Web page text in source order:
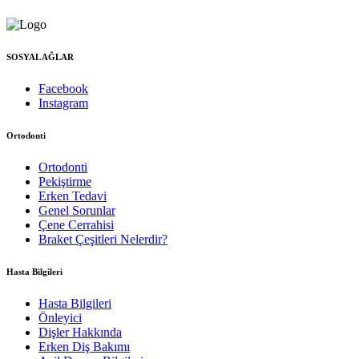
SOSYAL AĞLAR
Facebook
Instagram
Ortodonti
Ortodonti
Pekiştirme
Erken Tedavi
Genel Sorunlar
Çene Cerrahisi
Braket Çeşitleri Nelerdir?
Hasta Bilgileri
Hasta Bilgileri
Önleyici
Dişler Hakkında
Erken Diş Bakımı